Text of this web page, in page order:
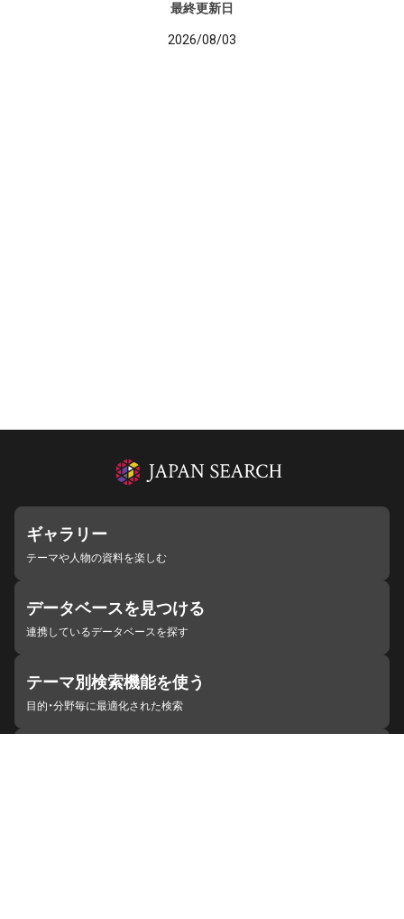
最終更新日
2026/08/03
ギャラリー
テーマや人物の資料を楽しむ
データベースを見つける
連携しているデータベースを探す
テーマ別検索機能を使う
目的・分野毎に最適化された検索